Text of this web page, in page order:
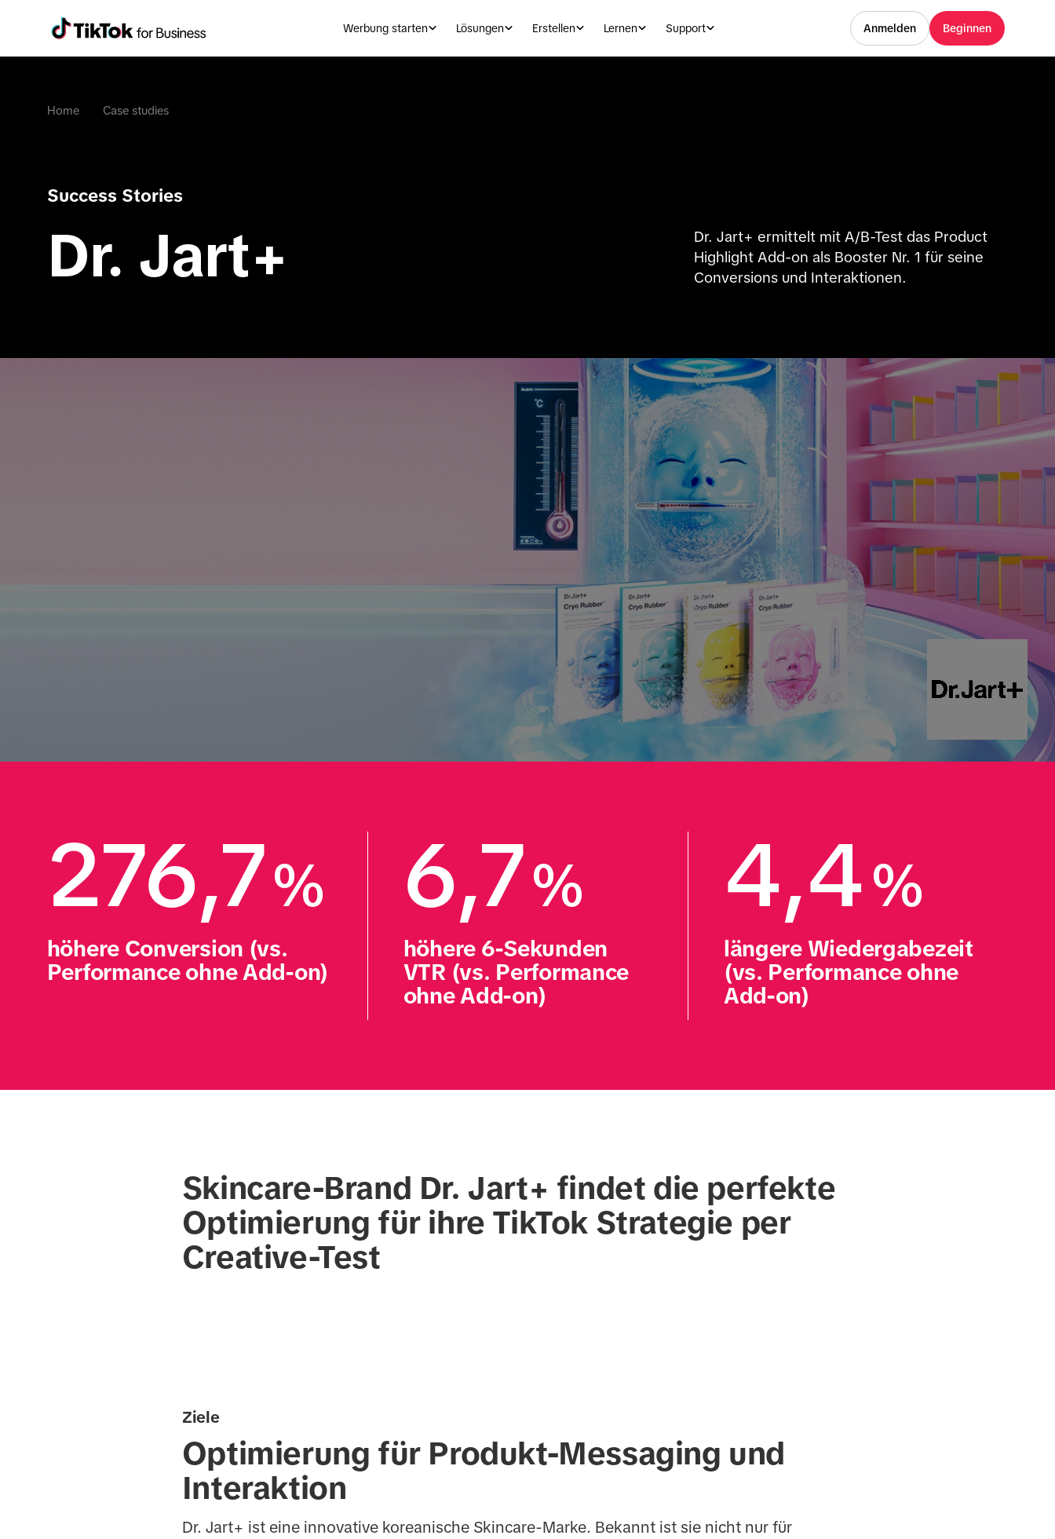
Werbung starten Lösungen Erstellen Lernen Support Anmelden Beginnen
Home Case studies
Success Stories
Dr. Jart+
Dr. Jart+ ermittelt mit A/B-Test das Product
Highlight Add-on als Booster Nr. 1 für seine
Conversions und Interaktionen.
276,7%
höhere Conversion (vs.
6,7%
höhere 6-Sekunden
VTR (vs. Performance
ohne Add-on)
4,4%
längere Wiedergabezeit
(vs. Performance ohne
Add-on)
Skincare-Brand Dr. Jart+ findet die perfekte
Optimierung für ihre TikTok Strategie per
Creative-Test
Ziele
Optimierung für Produkt-Messaging und
Interaktion
Dr. Jart+ ist eine innovative koreanische Skincare-Marke. Bekannt ist sie nicht nur für